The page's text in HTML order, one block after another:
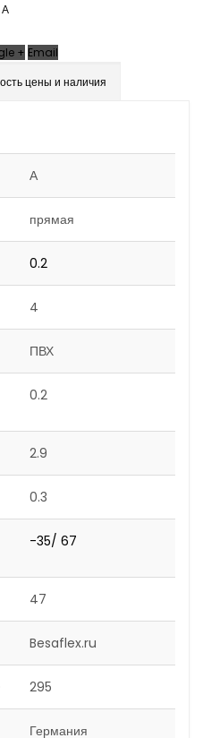
А
+ Email
цены и наличия
А
прямая
0.2
4
ПВХ
0.2
2.9
0.3
-35/ 67
47
Besaflex.ru
295
Германия